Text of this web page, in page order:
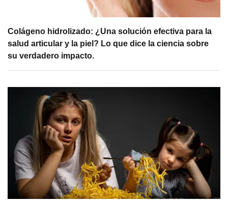
Colágeno hidrolizado: ¿Una solución efectiva para la
salud articular y la piel? Lo que dice la ciencia sobre
su verdadero impacto.